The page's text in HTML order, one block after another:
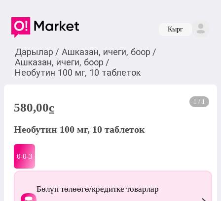
Кырг
Дарылар / Ашказан, ичеги, боор /
Ашказан, ичеги, боор /
Необутин 100 мг, 10 таблеток
1 / 1
580,00c
Необутин 100 мг, 10 таблеток
0-0-3
Бөлүп төлөөгө/кредитке товарлар